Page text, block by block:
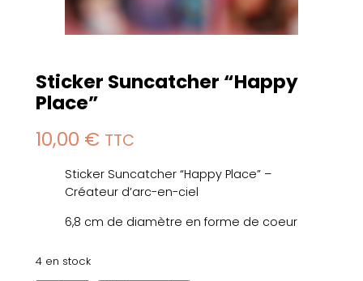
Sticker Suncatcher “Happy
Place”
10,00 € TTC
Sticker Suncatcher “Happy Place” –
Créateur d’arc-en-ciel
6,8 cm de diamètre en forme de coeur
4 en stock